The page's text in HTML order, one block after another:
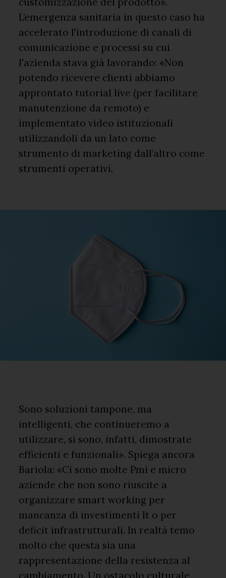
L’emergenza sanitaria in questo caso ha
accelerato l'introduzione di canali di
comunicazione e processi su cui
l'azienda stava già lavorando: «Non
potendo ricevere clienti abbiamo
approntato tutorial live (per facilitare
manutenzione da remoto) e
implementato video istituzionali
utilizzandoli da un lato come
strumento di marketing dall’altro come
strumenti operativi.
Sono soluzioni tampone, ma
intelligenti, che continueremo a
utilizzare, si sono, infatti, dimostrate
efficienti e funzionali». Spiega ancora
Bariola: «Ci sono molte Pmi e micro
aziende che non sono riuscite a
organizzare smart working per
mancanza di investimenti It o per
deficit infrastrutturali. In realtà temo
molto che questa sia una
rappresentazione della resistenza al
cambiamento. Un ostacolo culturale,